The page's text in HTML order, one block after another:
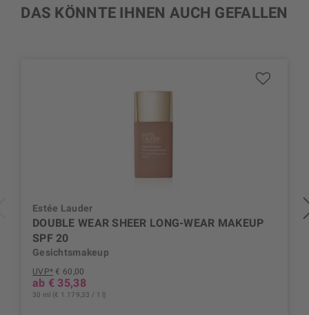
DAS KÖNNTE IHNEN AUCH GEFALLEN
Estée Lauder
DOUBLE WEAR SHEER LONG-WEAR MAKEUP
SPF 20
Gesichtsmakeup
UVP* € 60,00
ab € 35,38
30 ml (€ 1.179,33 / 1 l)